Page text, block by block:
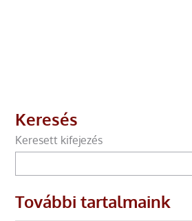
Keresés
Keresett kifejezés
További tartalmaink